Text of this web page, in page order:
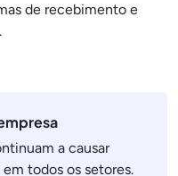
de recebimento e
a causar
todos os setores.